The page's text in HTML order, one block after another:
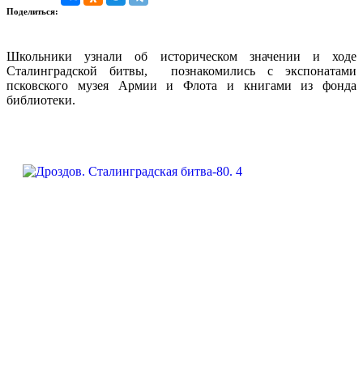
Поделиться:
Школьники узнали об историческом значении и ходе
Сталинградской битвы, познакомились с экспонатами
псковского музея Армии и Флота и книгами из фонда
библиотеки.